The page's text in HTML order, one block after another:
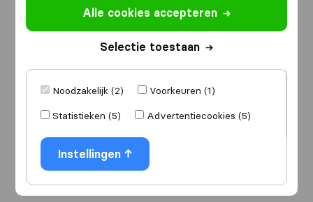
Alle cookies accepteren
Selectie toestaan
Noodzakelijk (2)
Voorkeuren (1)
Statistieken (5)
Advertentiecookies (5)
Instellingen
Ik ga verhuizenvan
Ik ga verhuizennaar
Ga verder